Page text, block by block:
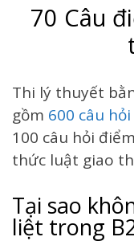
70 Câu
Thi lý thuyết
gồm 600 câu
100 câu hỏi
thức luật giao
Tại sao
liệt trong